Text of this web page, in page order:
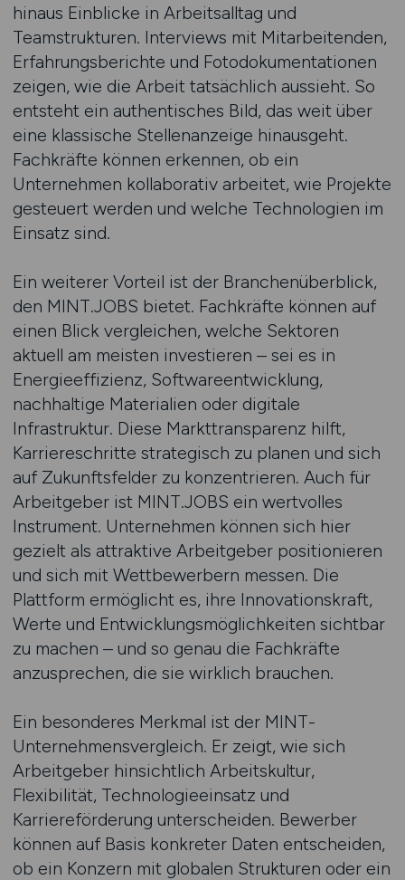
hinaus Einblicke in Arbeitsalltag und
Teamstrukturen. Interviews mit Mitarbeitenden,
Erfahrungsberichte und Fotodokumentationen
zeigen, wie die Arbeit tatsächlich aussieht. So
entsteht ein authentisches Bild, das weit über
eine klassische Stellenanzeige hinausgeht.
Fachkräfte können erkennen, ob ein
Unternehmen kollaborativ arbeitet, wie Projekte
gesteuert werden und welche Technologien im
Einsatz sind.
Ein weiterer Vorteil ist der Branchenüberblick,
den MINT.JOBS bietet. Fachkräfte können auf
einen Blick vergleichen, welche Sektoren
aktuell am meisten investieren – sei es in
Energieeffizienz, Softwareentwicklung,
nachhaltige Materialien oder digitale
Infrastruktur. Diese Markttransparenz hilft,
Karriereschritte strategisch zu planen und sich
auf Zukunftsfelder zu konzentrieren. Auch für
Arbeitgeber ist MINT.JOBS ein wertvolles
Instrument. Unternehmen können sich hier
gezielt als attraktive Arbeitgeber positionieren
und sich mit Wettbewerbern messen. Die
Plattform ermöglicht es, ihre Innovationskraft,
Werte und Entwicklungsmöglichkeiten sichtbar
zu machen – und so genau die Fachkräfte
anzusprechen, die sie wirklich brauchen.
Ein besonderes Merkmal ist der MINT-
Unternehmensvergleich. Er zeigt, wie sich
Arbeitgeber hinsichtlich Arbeitskultur,
Flexibilität, Technologieeinsatz und
Karriereförderung unterscheiden. Bewerber
können auf Basis konkreter Daten entscheiden,
ob ein Konzern mit globalen Strukturen oder ein